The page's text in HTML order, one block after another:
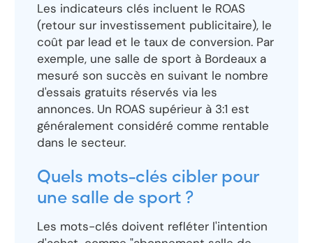
Les indicateurs clés incluent le ROAS
(retour sur investissement publicitaire), le
coût par lead et le taux de conversion. Par
exemple, une salle de sport à Bordeaux a
mesuré son succès en suivant le nombre
d'essais gratuits réservés via les
annonces. Un ROAS supérieur à 3:1 est
généralement considéré comme rentable
dans le secteur.
Quels mots-clés cibler pour
une salle de sport ?
Les mots-clés doivent refléter l'intention